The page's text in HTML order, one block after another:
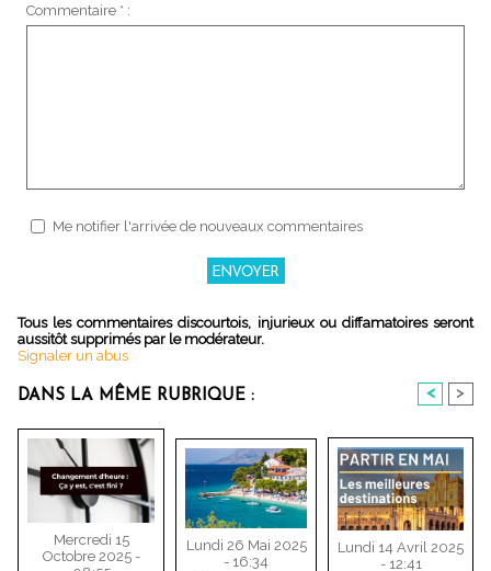
Commentaire * :
Me notifier l'arrivée de nouveaux commentaires
Tous les commentaires discourtois, injurieux ou diffamatoires seront
aussitôt supprimés par le modérateur.
Signaler un abus
DANS LA MÊME RUBRIQUE : < >
Mercredi 15
Octobre 2025 -
Lundi 26 Mai 2025
- 16:34
Lundi 14 Avril 2025
- 12:41